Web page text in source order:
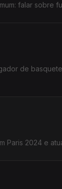
falar sobre
de
Paris 2024 e